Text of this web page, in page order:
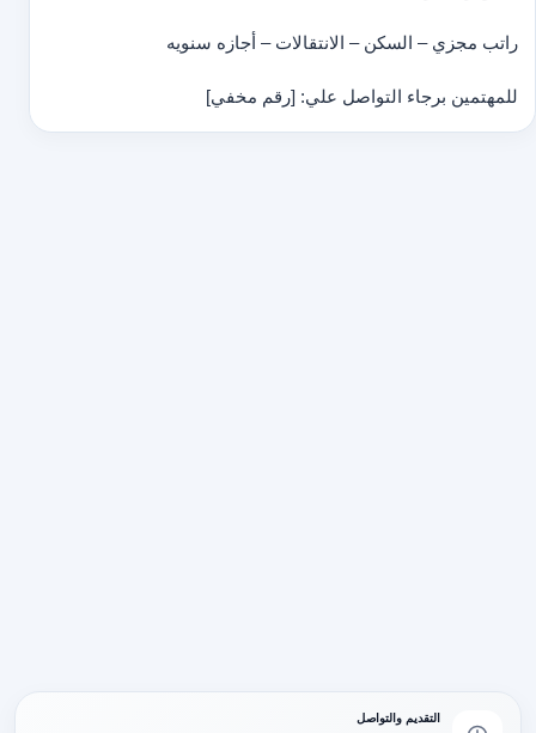
راتب مجزي – السكن – الانتقالات – أجازه سنويه
للمهتمين برجاء التواصل علي: [رقم مخفي]
التقديم والتواصل